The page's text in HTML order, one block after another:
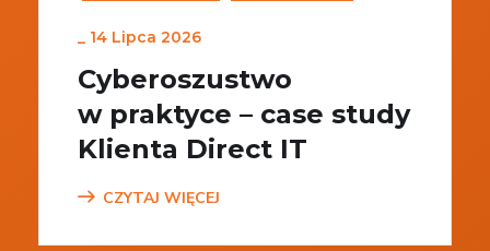
_ 14 Lipca 2026
Cyberoszustwo
w praktyce – case study
Klienta Direct IT
CZYTAJ WIĘCEJ